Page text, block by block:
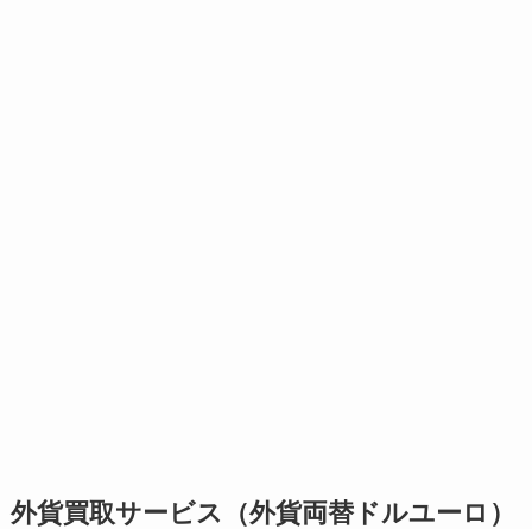
外貨買取サービス（外貨両替ドルユーロ）